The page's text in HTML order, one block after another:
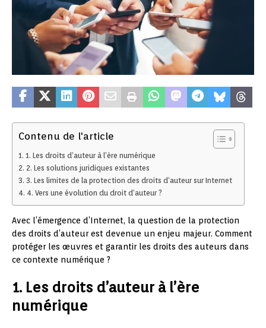
Contenu de l'article
1. Les droits d’auteur à l’ère numérique
2. Les solutions juridiques existantes
3. Les limites de la protection des droits d’auteur sur Internet
4. Vers une évolution du droit d’auteur ?
Avec l’émergence d’Internet, la question de la protection
des droits d’auteur est devenue un enjeu majeur. Comment
protéger les œuvres et garantir les droits des auteurs dans
ce contexte numérique ?
1. Les droits d’auteur à l’ère
numérique